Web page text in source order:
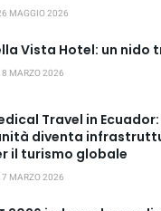
MAGGIO 2026
Vista Hotel: un nido
MARZO 2026
Travel in
diventa
il turismo globale
MARZO 2026